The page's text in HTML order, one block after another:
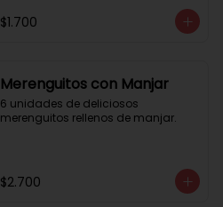
$1.700
Merenguitos con Manjar
6 unidades de deliciosos
merenguitos rellenos de manjar.
$2.700